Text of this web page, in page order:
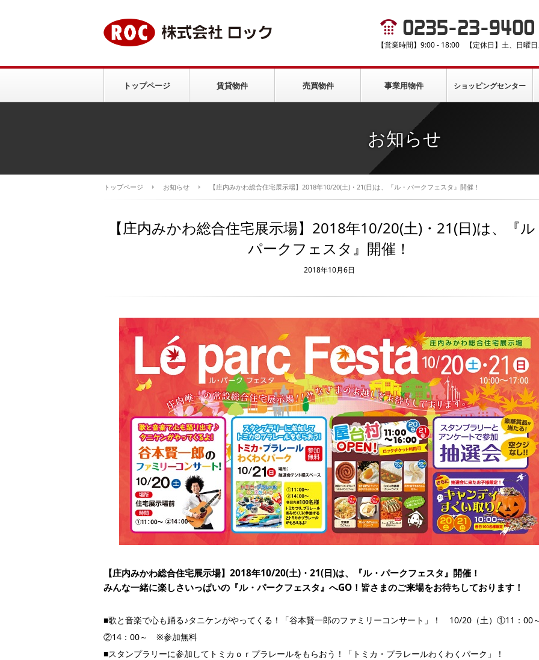
【営業時間】9:00 - 18:00 【定休日】土、日曜
トップページ 賃貸物件 売買物件 事業用物件 ショッピングセンター
お知らせ
トップページ お知らせ 【庄内みかわ総合住宅展示場】2018年10/20(土)・21(日)は、『ル・パークフェスタ』開催！
【庄内みかわ総合住宅展示場】2018年10/20(土)・21(日)は、『
パークフェスタ』開催！
2018年10月6日
【庄内みかわ総合住宅展示場】2018年10/20(土)・21(日)は、『ル・パークフェスタ』開催！
みんな一緒に楽しさいっぱいの『ル・パークフェスタ』へGO！皆さまのご来場をお待ちしております！
■歌と音楽で心も踊る♪タニケンがやってくる！「谷本賢一郎のファミリーコンサート」！ 10/20（土）①11：00
②14：00～ ※参加無料
■スタンプラリーに参加してトミカｏｒプラレールをもらおう！「トミカ・プラレールわくわくパーク」！